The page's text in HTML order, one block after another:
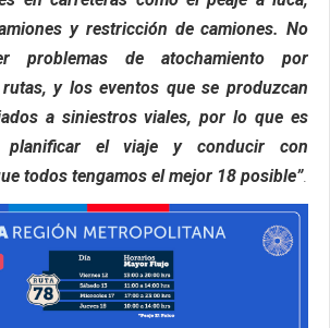
y restricción de camiones. No
problemas de atochamiento por
y los eventos que se produzcan
a siniestros viales, por lo que es
planificar el viaje y conducir con
todos tengamos el mejor 18 posible”.